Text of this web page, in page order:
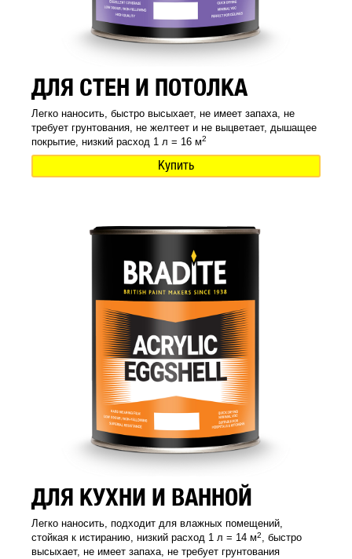
ДЛЯ СТЕН И ПОТОЛКА
Легко наносить, быстро высыхает, не имеет запаха, не
требует грунтования, не желтеет и не выцветает, дышащее
покрытие, низкий расход 1 л = 16 м2
Купить
ДЛЯ КУХНИ И ВАННОЙ
Легко наносить, подходит для влажных помещений,
стойкая к истиранию, низкий расход 1 л = 14 м2, быстро
высыхает, не имеет запаха, не требует грунтования